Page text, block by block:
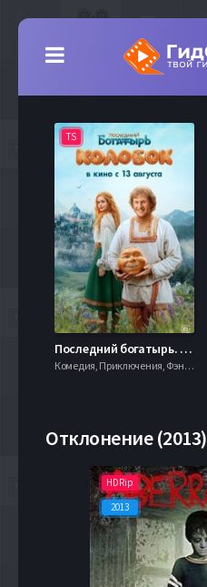
TS
Последний богатырь. Колобок (2026)
Комедия, Приключения, Фэнтези,
Отклонение (2013)
HDRip
2013